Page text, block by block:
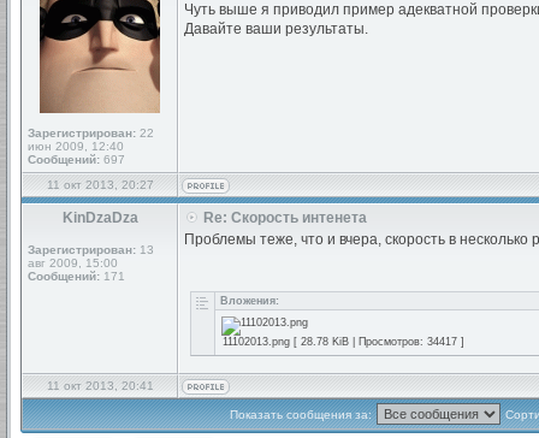
Зарегистрирован: 22
июн 2009, 12:40
Сообщений: 697
Чуть выше я приводил пример адекватной
Давайте ваши результаты.
11 окт 2013, 20:27
KinDzaDza
Зарегистрирован: 13
авг 2009, 15:00
Сообщений: 171
Re: Скорость интенета
Проблемы теже, что и вчера, скорость в несколько
Вложения:
11102013.png [ 28.78 KiB | Просмотров: 34417 ]
11 окт 2013, 20:41
Показать сообщения за: